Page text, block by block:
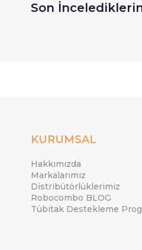
Son
KURUMSAL
Hakkımızda
Markalarımız
Distribütörlüklerimiz
Robocombo BLOG
Tübitak Destekleme